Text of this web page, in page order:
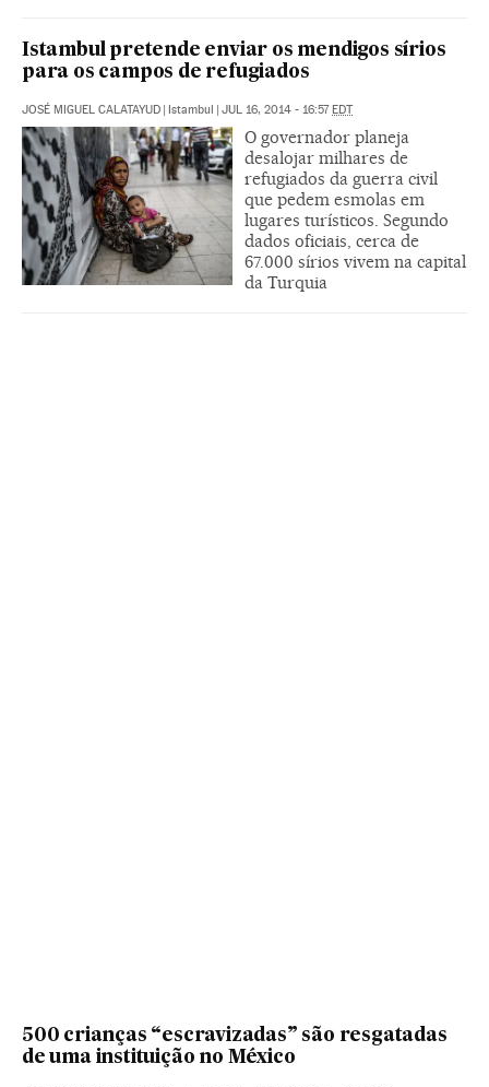
Istambul pretende enviar os mendigos sírios
para os campos de refugiados
JOSÉ MIGUEL CALATAYUD | Istambul | JUL 16, 2014 - 16:57EDT
O governador planeja
desalojar milhares de
refugiados da guerra civil
que pedem esmolas em
lugares turísticos. Segundo
dados oficiais, cerca de
67.000 sírios vivem na capital
da Turquia
500 crianças “escravizadas” são resgatadas
de uma instituição no México